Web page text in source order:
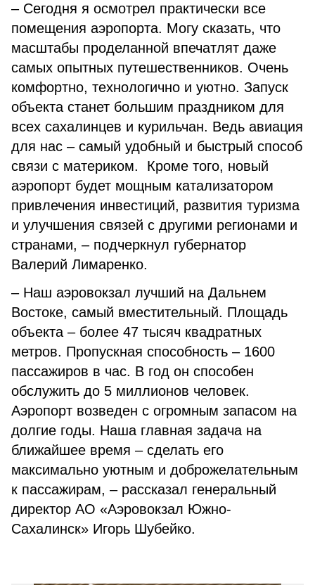
– Сегодня я осмотрел практически все
помещения аэропорта. Могу сказать, что
масштабы проделанной впечатлят даже
самых опытных путешественников. Очень
комфортно, технологично и уютно. Запуск
объекта станет большим праздником для
всех сахалинцев и курильчан. Ведь авиация
для нас – самый удобный и быстрый способ
связи с материком. Кроме того, новый
аэропорт будет мощным катализатором
привлечения инвестиций, развития туризма
и улучшения связей с другими регионами и
странами, – подчеркнул губернатор
Валерий Лимаренко.
– Наш аэровокзал лучший на Дальнем
Востоке, самый вместительный. Площадь
объекта – более 47 тысяч квадратных
метров. Пропускная способность – 1600
пассажиров в час. В год он способен
обслужить до 5 миллионов человек.
Аэропорт возведен с огромным запасом на
долгие годы. Наша главная задача на
ближайшее время – сделать его
максимально уютным и доброжелательным
к пассажирам, – рассказал генеральный
директор АО «Аэровокзал Южно-
Сахалинск» Игорь Шубейко.